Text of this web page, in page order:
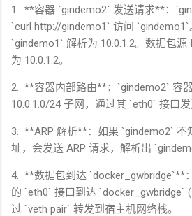
1. **容器 `gindemo2` 发送请求**：
`curl http://gindemo1` 访问 `gindemo1`
`gindemo1` 解析为 10.0.1.2。数据包源
为 10.0.1.2。
2. **容器内部路由**： `gindemo2` 容
10.0.1.0/24子网，通过其 `eth0` 接口发
3. **ARP 解析**：如果 `gindemo2` 不
址，会发送 ARP 请求，解析出
4. **数据包到达 `docker_gwbridge`**
的 `eth0` 接口到达 `docker_gwbridge` (
过 `veth pair` 转发到宿主机网络栈。